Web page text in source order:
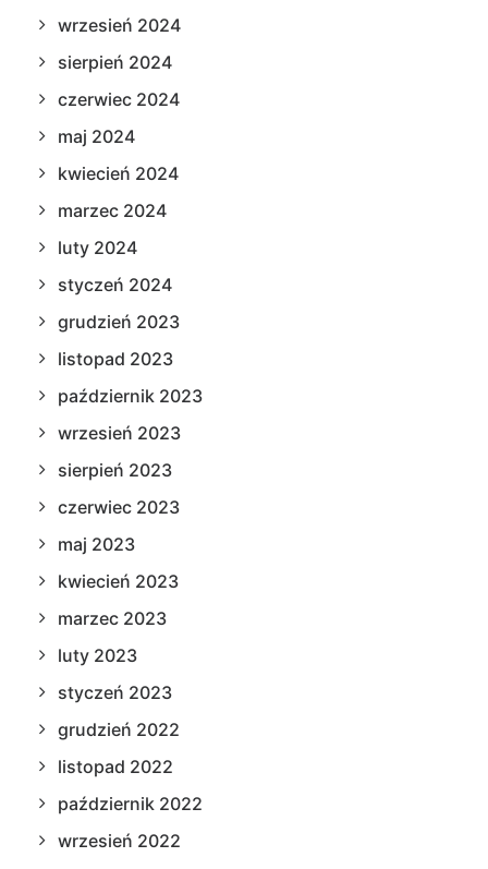
wrzesień 2024
sierpień 2024
czerwiec 2024
maj 2024
kwiecień 2024
marzec 2024
luty 2024
styczeń 2024
grudzień 2023
listopad 2023
październik 2023
wrzesień 2023
sierpień 2023
czerwiec 2023
maj 2023
kwiecień 2023
marzec 2023
luty 2023
styczeń 2023
grudzień 2022
listopad 2022
październik 2022
wrzesień 2022